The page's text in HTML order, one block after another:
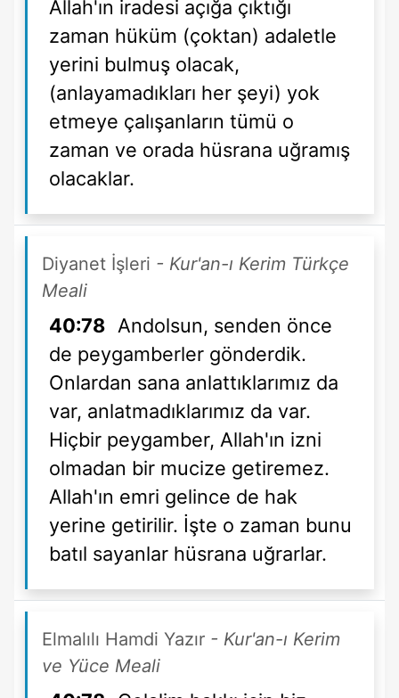
Allah'ın iradesi açığa çıktığı
zaman hüküm (çoktan) adaletle
yerini bulmuş olacak,
(anlayamadıkları her şeyi) yok
etmeye çalışanların tümü o
zaman ve orada hüsrana uğramış
olacaklar.
Diyanet İşleri - Kur'an-ı Kerim Türkçe
Meali
40:78 Andolsun, senden önce
de peygamberler gönderdik.
Onlardan sana anlattıklarımız da
var, anlatmadıklarımız da var.
Hiçbir peygamber, Allah'ın izni
olmadan bir mucize getiremez.
Allah'ın emri gelince de hak
yerine getirilir. İşte o zaman bunu
batıl sayanlar hüsrana uğrarlar.
Elmalılı Hamdi Yazır - Kur'an-ı Kerim
ve Yüce Meali